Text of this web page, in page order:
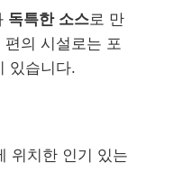
독특한 소스로 만
의 시설로는 포
있습니다.
위치한 인기 있는